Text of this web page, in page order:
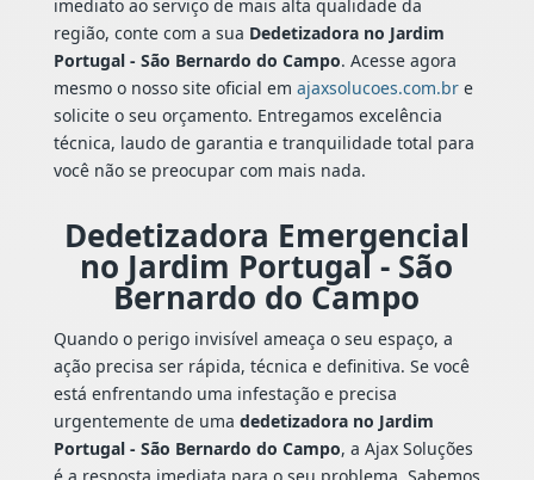
imediato ao serviço de mais alta qualidade da
região, conte com a sua Dedetizadora no Jardim
Portugal - São Bernardo do Campo. Acesse agora
mesmo o nosso site oficial em ajaxsolucoes.com.bre
solicite o seu orçamento. Entregamos excelência
técnica, laudo de garantia e tranquilidade total para
você não se preocupar com mais nada.
Dedetizadora Emergencial
no Jardim Portugal - São
Bernardo do Campo
Quando o perigo invisível ameaça o seu espaço, a
ação precisa ser rápida, técnica e definitiva. Se você
está enfrentando uma infestação e precisa
urgentemente de uma dedetizadora no Jardim
Portugal - São Bernardo do Campo, a Ajax Soluções